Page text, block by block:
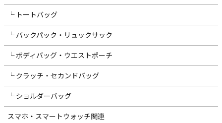
└ トートバッグ
└ バックパック・リュックサック
└ ボディバッグ・ウエストポーチ
└ クラッチ・セカンドバッグ
└ ショルダーバッグ
スマホ・スマートウォッチ関連